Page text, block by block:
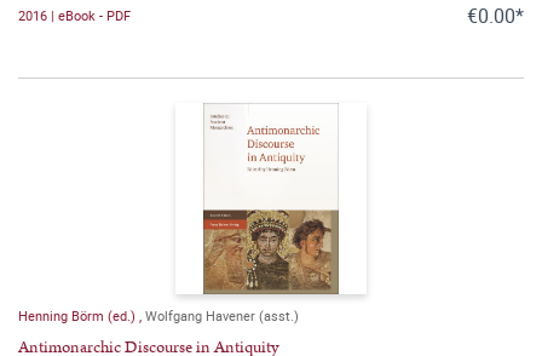
2016 | eBook - PDF €0.00*
Henning Börm (ed.) Wolfgang Havener (asst.)
Antimonarchic Discourse in Antiquity